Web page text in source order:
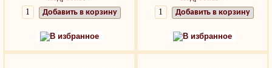
Добавить в корзину
В избранное
Добавить в корзину
В избранное